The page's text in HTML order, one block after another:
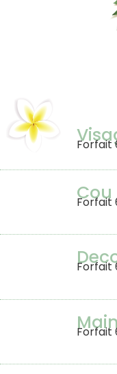
Forfait
Cou
Forfait
Forfait
Forfait